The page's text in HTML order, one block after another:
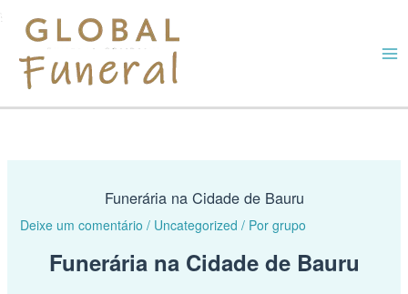
para
conteúdo
Funerária na Cidade de Bauru
Deixe um comentário / Uncategorized / Por grupo
Funerária na Cidade de Bauru